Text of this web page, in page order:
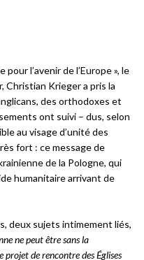
l’avenir de l’Europe », le
Christian Krieger a pris la
des orthodoxes et
ont suivi – dus, selon
au visage d’unité des
fort : ce message de
de la Pologne, qui
humanitaire arrivant de
deux sujets intimement liés,
ne peut être sans la
projet de rencontre des Églises